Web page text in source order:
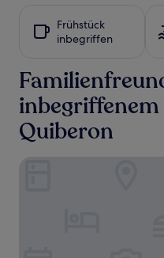
einen
1 Übernachtung
von
2 Erwachsenen
gefunden
wurde.
und
Frühstück
inbegriffen
Quiberon
Quality Aparthotel